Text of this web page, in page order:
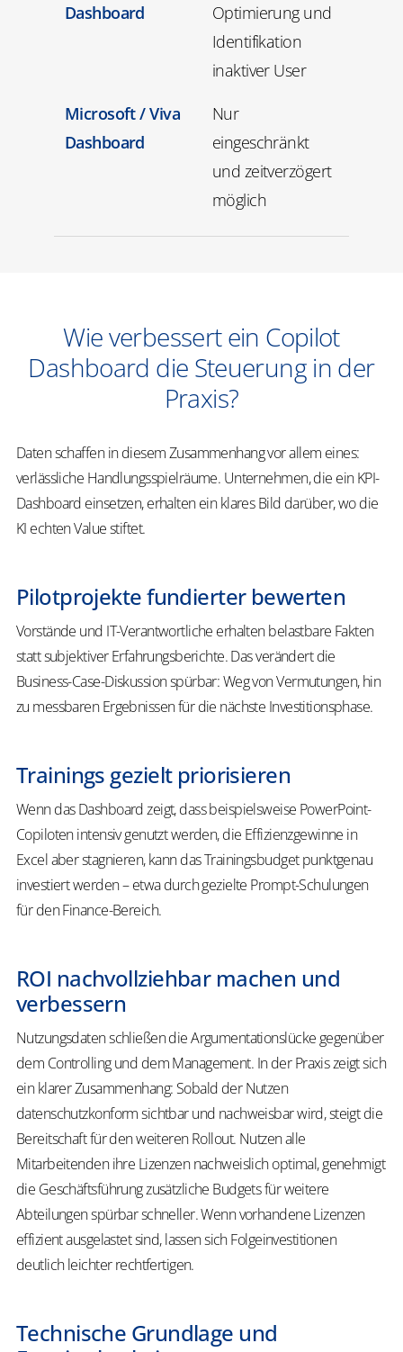
Dashboard
Optimierung und
Identifikation
inaktiver User
Microsoft / Viva
Dashboard
Nur
eingeschränkt
und zeitverzögert
möglich
Wie verbessert ein Copilot
Dashboard die Steuerung in der
Praxis?
Daten schaffen in diesem Zusammenhang vor allem eines:
verlässliche Handlungsspielräume. Unternehmen, die ein KPI-
Dashboard einsetzen, erhalten ein klares Bild darüber, wo die
KI echten Value stiftet.
Pilotprojekte fundierter bewerten
Vorstände und IT-Verantwortliche erhalten belastbare Fakten
statt subjektiver Erfahrungsberichte. Das verändert die
Business-Case-Diskussion spürbar: Weg von Vermutungen, hin
zu messbaren Ergebnissen für die nächste Investitionsphase.
Trainings gezielt priorisieren
Wenn das Dashboard zeigt, dass beispielsweise PowerPoint-
Copiloten intensiv genutzt werden, die Effizienzgewinne in
Excel aber stagnieren, kann das Trainingsbudget punktgenau
investiert werden – etwa durch gezielte Prompt-Schulungen
für den Finance-Bereich.
ROI nachvollziehbar machen und
verbessern
Nutzungsdaten schließen die Argumentationslücke gegenüber
dem Controlling und dem Management. In der Praxis zeigt sich
ein klarer Zusammenhang: Sobald der Nutzen
datenschutzkonform sichtbar und nachweisbar wird, steigt die
Bereitschaft für den weiteren Rollout. Nutzen alle
Mitarbeitenden ihre Lizenzen nachweislich optimal, genehmigt
die Geschäftsführung zusätzliche Budgets für weitere
Abteilungen spürbar schneller. Wenn vorhandene Lizenzen
effizient ausgelastet sind, lassen sich Folgeinvestitionen
deutlich leichter rechtfertigen.
Technische Grundlage und